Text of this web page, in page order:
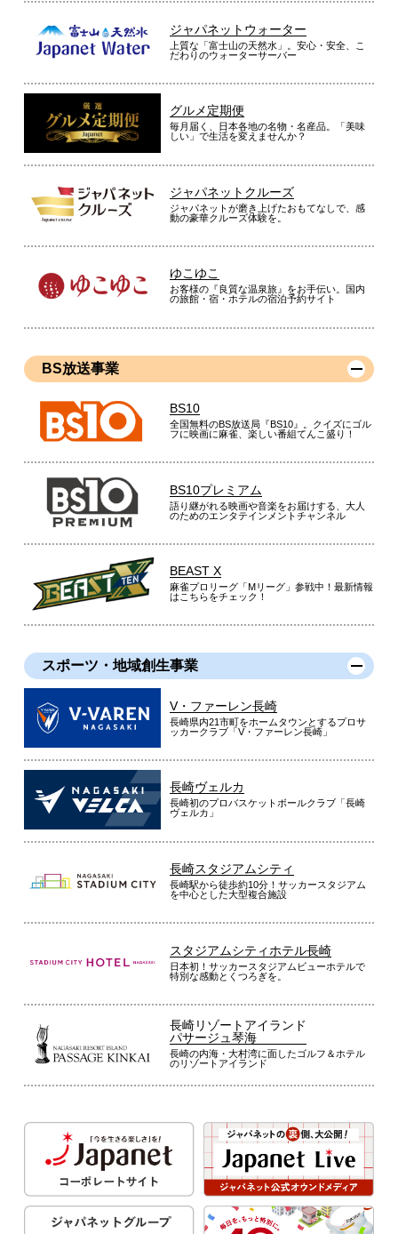
ジャパネットウォーター
上質な「富士山の天然水」。安心・安全、こ
だわりのウォーターサーバー
グルメ定期便
毎月届く、日本各地の名物・名産品。「美味
しい」で生活を変えませんか？
ジャパネットクルーズ
ジャパネットが磨き上げたおもてなしで、感
動の豪華クルーズ体験を。
ゆこゆこ
お客様の『良質な温泉旅』をお手伝い。国内
の旅館・宿・ホテルの宿泊予約サイト
BS放送事業
BS10
全国無料のBS放送局『BS10』。クイズにゴル
フに映画に麻雀、楽しい番組てんこ盛り！
BS10プレミアム
語り継がれる映画や音楽をお届けする、大人
のためのエンタテインメントチャンネル
BEAST X
麻雀プロリーグ「Mリーグ」参戦中！最新情報
はこちらをチェック！
スポーツ・地域創生事業
V・ファーレン長崎
長崎県内21市町をホームタウンとするプロサ
ッカークラブ「V・ファーレン長崎」
長崎ヴェルカ
長崎初のプロバスケットボールクラブ「長崎
ヴェルカ」
長崎スタジアムシティ
長崎駅から徒歩約10分！サッカースタジアム
を中心とした大型複合施設
スタジアムシティホテル長崎
日本初！サッカースタジアムビューホテルで
特別な感動とくつろぎを。
長崎リゾートアイランド
パサージュ琴海
長崎の内海・大村湾に面したゴルフ＆ホテル
のリゾートアイランド